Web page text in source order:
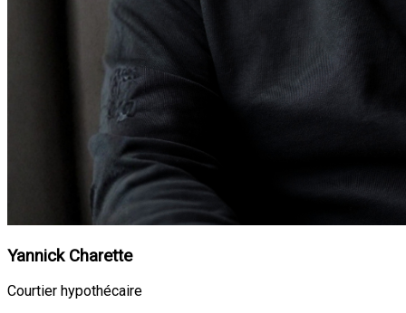
Yannick Charette
Courtier hypothécaire